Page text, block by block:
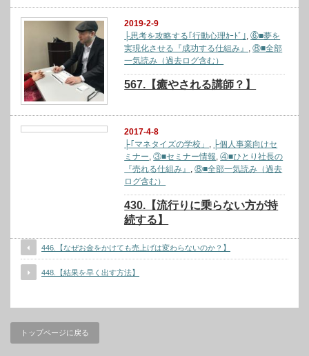
2019-2-9
├思考を攻略する｢行動心理ｶｰﾄﾞ｣,⑥■夢を
実現化させる『成功する仕組み』 ,⑧■全部
一気読み（過去ログ含む）
567.【癒やされる講師？】
2017-4-8
├｢マネタイズの学校」
├個人事業向けセ
ミナー ,③■セミナー情報 ,④■ひとり社長の
『売れる仕組み』
,⑧■全部一気読み（過去
ログ含む）
430.【流行りに乗らない方が持
続する】
446.【なぜお金をかけても売上げは変わらないのか？】
448.【結果を早く出す方法】
トップページに戻る